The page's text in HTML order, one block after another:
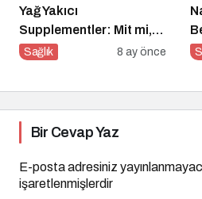
Yağ Yakıcı
Supplementler: Mit mi,
Gerçek mi?
Sağlık 8 ay önce
Bir Cevap Yaz
E-posta adresiniz
işaretlenmişlerdir